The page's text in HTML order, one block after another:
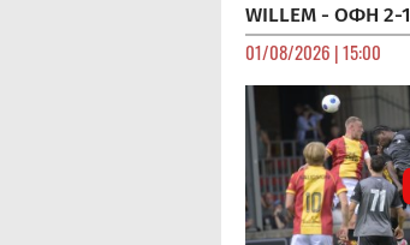
WILLEM - ΟΦΗ 2-1
01/08/2026 | 15:00